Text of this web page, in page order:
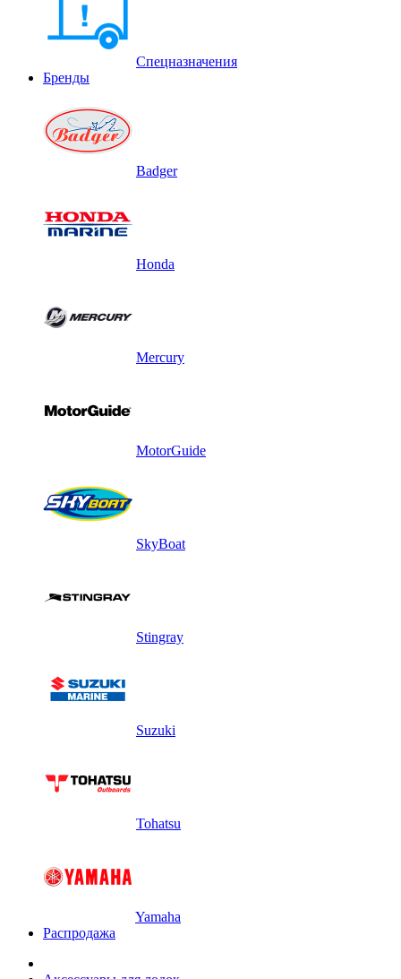
Спецназначения
Бренды
Badger
Honda
Mercury
MotorGuide
SkyBoat
Stingray
Suzuki
Tohatsu
Yamaha
Распродажа